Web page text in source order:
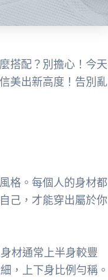
搭配？別擔心！今天
美出新高度！告別亂
格。每個人的身材都
己，才能穿出屬於你
材通常上半身較豐
，上下身比例勻稱。